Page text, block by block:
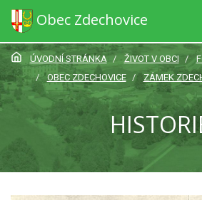
Obec Zdechovice
ÚVODNÍ STRÁNKA ŽIVOT V OBCI
OBEC ZDECHOVICE
ZÁMEK